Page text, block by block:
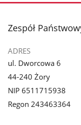
stopka
Zespół
ADRES
ul. Dworcowa 6
44-240 Żory
NIP 6511715938
Regon 243463364